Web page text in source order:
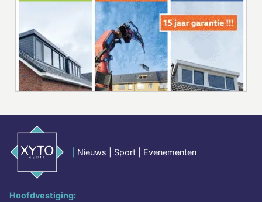
Nieuws | Sport | Evenementen
Hoofdvestiging: